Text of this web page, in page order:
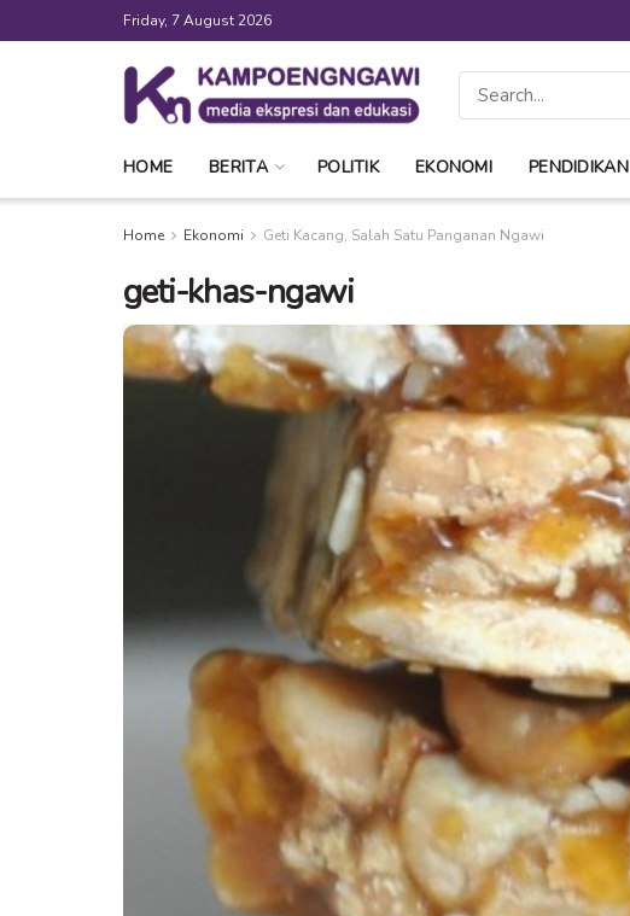
Friday, 7 August 2026
HOME BERITA POLITIK EKONOMI PENDIDIKAN
Home Ekonomi Geti Kacang, Salah Satu Panganan Ngawi
geti-khas-ngawi